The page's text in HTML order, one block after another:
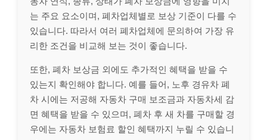
는 주요 요소이며, 폐차업체별로 보상 기준이 다를 수
있습니다. 따라서 여러 폐차업체에 문의하여 가장 유
리한 조건을 비교해 보는 것이 좋습니다.
또한, 폐차 보상금 외에도 추가적인 혜택을 받을 수
있는지 확인해야 합니다. 예를 들어, 노후 경유차 폐
차 시에는 저공해 자동차 구매 보조금과 자동차세 감
면 혜택을 받을 수 있으며, 폐차 후 새 차를 구매할 경
우에는 자동차 보험료 할인 혜택까지 누릴 수 있습니